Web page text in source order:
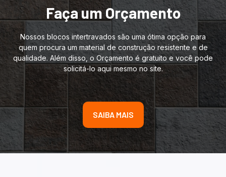
Faça um Orçamento
Nossos blocos intertravados são uma ótima opção para
quem procura um material de construção resistente e de
qualidade. Além disso, o Orçamento é gratuito e você pode
solicitá-lo aqui mesmo no site.
SAIBA MAIS